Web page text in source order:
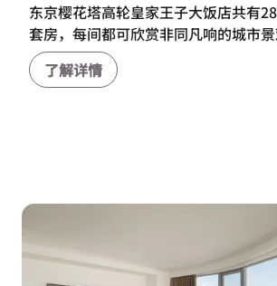
东京樱花塔高轮皇家王子大饭店共有
套房，每间都可欣赏非同凡响的城市景
了解详情